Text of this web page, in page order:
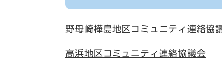
野母崎樺島地区コミュニティ連絡協
高浜地区コミュニティ連絡協議会